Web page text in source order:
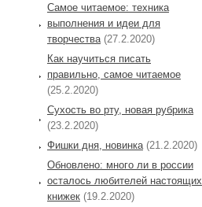
Самое читаемое: техника
выполнения и идеи для
творчества (27.2.2020)
Как научиться писать
правильно, самое читаемое
(25.2.2020)
Сухость во рту, новая рубрика
(23.2.2020)
Фишки дня, новинка (21.2.2020)
Обновлено: много ли в россии
осталось любителей настоящих
книжек (19.2.2020)